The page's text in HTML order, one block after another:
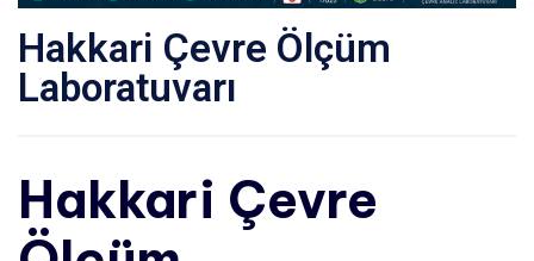
Hakkari Çevre Ölçüm
Laboratuvarı
Hakkari Çevre